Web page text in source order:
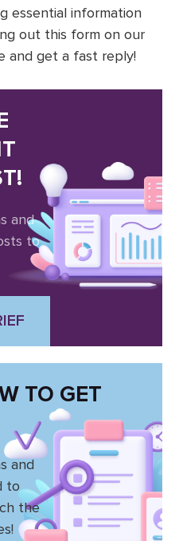
essential information
out this form on our
and get a fast reply!
and
to
TO GET
and
to
the